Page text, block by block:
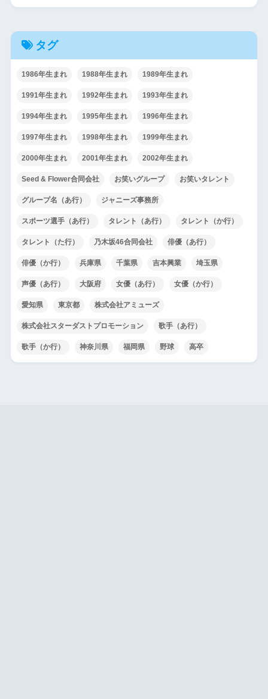
タグ
1986年生まれ 1988年生まれ 1989年生まれ
1991年生まれ 1992年生まれ 1993年生まれ
1994年生まれ 1995年生まれ 1996年生まれ
1997年生まれ 1998年生まれ 1999年生まれ
2000年生まれ 2001年生まれ 2002年生まれ
Seed & Flower合同会社 お笑いグループ お笑いタレント
グループ名（あ行） ジャニーズ事務所
スポーツ選手（あ行） タレント（あ行） タレント（か行）
タレント（た行） 乃木坂46合同会社 俳優（あ行）
俳優（か行） 兵庫県 千葉県 吉本興業 埼玉県
声優（あ行） 大阪府 女優（あ行） 女優（か行）
愛知県 東京都 株式会社アミューズ
株式会社スターダストプロモーション 歌手（あ行）
歌手（か行） 神奈川県 福岡県 野球 高卒